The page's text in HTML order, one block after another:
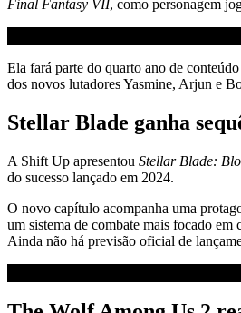
Final Fantasy VII, como personagem
Ela fará parte do quarto ano de
dos novos lutadores Yasmine, Arjun e
Stellar Blade ganha
A Shift Up apresentou Stellar Blade:
do sucesso lançado em 2024.
O novo capítulo acompanha uma
um sistema de combate mais focado em
Ainda não há previsão oficial de